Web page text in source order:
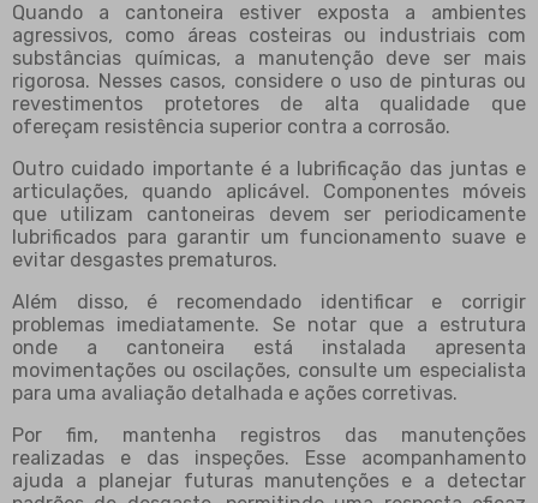
Quando a cantoneira estiver exposta a ambientes
agressivos, como áreas costeiras ou industriais com
substâncias químicas, a manutenção deve ser mais
rigorosa. Nesses casos, considere o uso de pinturas ou
revestimentos protetores de alta qualidade que
ofereçam resistência superior contra a corrosão.
Outro cuidado importante é a lubrificação das juntas e
articulações, quando aplicável. Componentes móveis
que utilizam cantoneiras devem ser periodicamente
lubrificados para garantir um funcionamento suave e
evitar desgastes prematuros.
Além disso, é recomendado identificar e corrigir
problemas imediatamente. Se notar que a estrutura
onde a cantoneira está instalada apresenta
movimentações ou oscilações, consulte um especialista
para uma avaliação detalhada e ações corretivas.
Por fim, mantenha registros das manutenções
realizadas e das inspeções. Esse acompanhamento
ajuda a planejar futuras manutenções e a detectar